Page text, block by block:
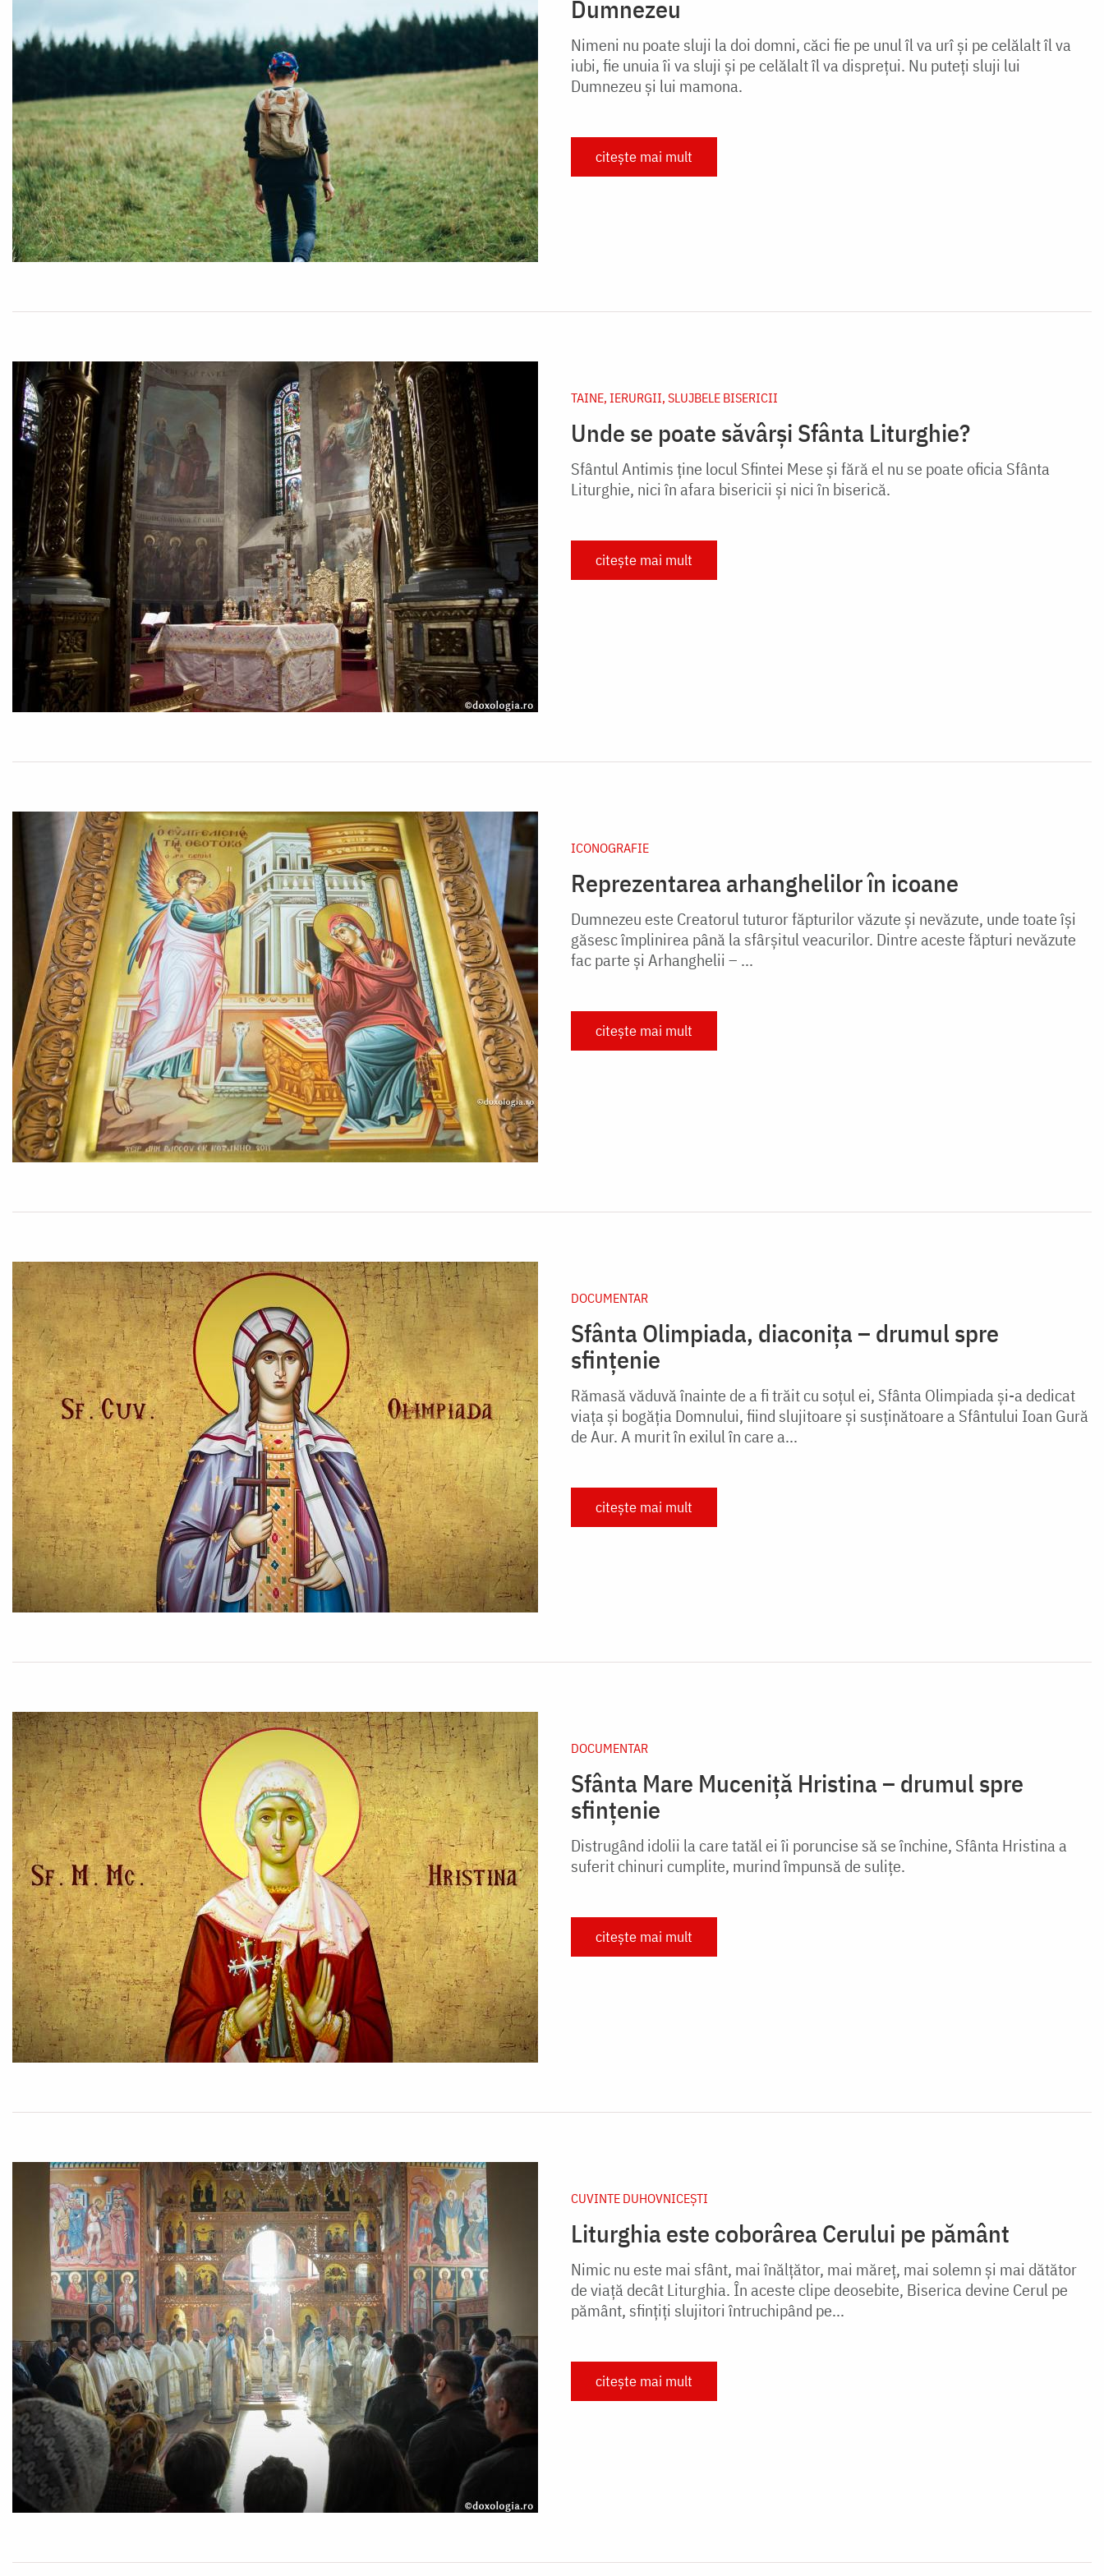
Dumnezeu
Nimeni nu poate sluji la doi domni, căci fie pe unul îl va urî și pe celălalt îl va
iubi, fie unuia îi va sluji și pe celălalt îl va disprețui. Nu puteți sluji lui
Dumnezeu și lui mamona.
citește mai mult
TAINE, IERURGII, SLUJBELE BISERICII
Unde se poate săvârși Sfânta Liturghie?
Sfântul Antimis ține locul Sfintei Mese și fără el nu se poate oficia Sfânta
Liturghie, nici în afara bisericii și nici în biserică.
citește mai mult
ICONOGRAFIE
Reprezentarea arhanghelilor în icoane
Dumnezeu este Creatorul tuturor făpturilor văzute și nevăzute, unde toate își
găsesc împlinirea până la sfârșitul veacurilor. Dintre aceste făpturi nevăzute
fac parte și Arhanghelii – ...
citește mai mult
DOCUMENTAR
Sfânta Olimpiada, diaconița – drumul spre
sfințenie
Rămasă văduvă înainte de a fi trăit cu soțul ei, Sfânta Olimpiada și-a dedicat
viața și bogăția Domnului, fiind slujitoare și susținătoare a Sfântului Ioan Gură
de Aur. A murit în exilul în care a...
citește mai mult
DOCUMENTAR
Sfânta Mare Muceniță Hristina – drumul spre
sfințenie
Distrugând idolii la care tatăl ei îi poruncise să se închine, Sfânta Hristina a
suferit chinuri cumplite, murind împunsă de sulițe.
citește mai mult
CUVINTE DUHOVNICEȘTI
Liturghia este coborârea Cerului pe pământ
Nimic nu este mai sfânt, mai înălțător, mai măreț, mai solemn și mai dătător
de viață decât Liturghia. În aceste clipe deosebite, Biserica devine Cerul pe
pământ, sfințiți slujitori întruchipând pe...
citește mai mult